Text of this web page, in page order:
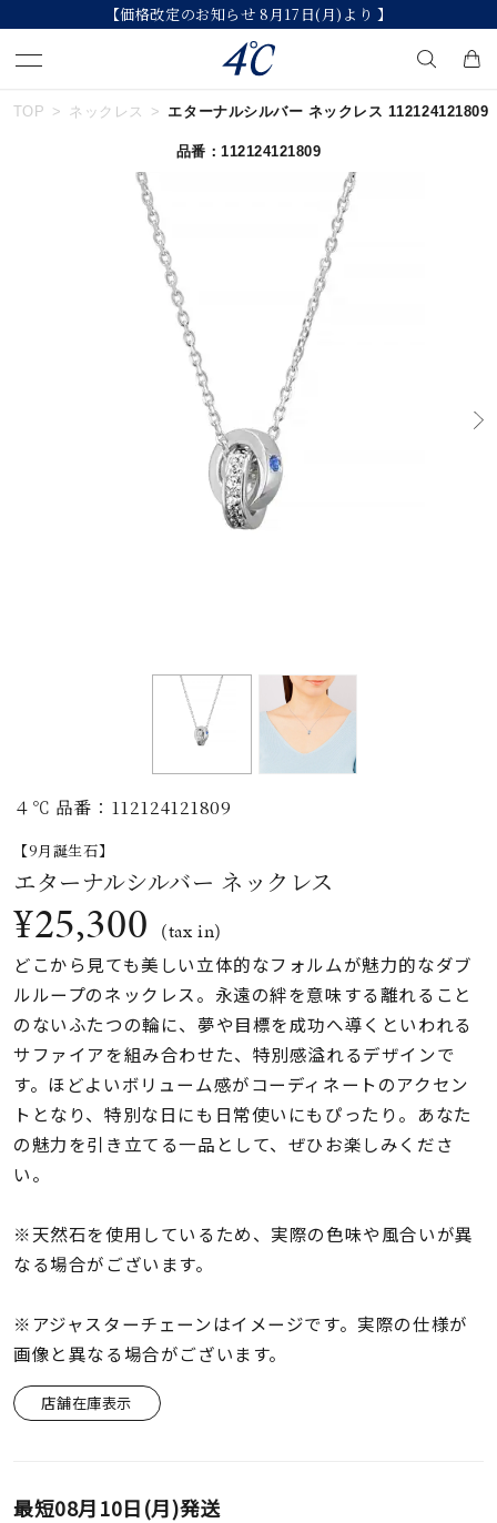
【価格改定のお知らせ 8月17日(月)より 】
キーワードで検索する
人気検索キーワード
#ペア #ダイヤモンド ネックレス
#くまのプーさん
ト
着用シーン
コレクション
レディース
リングサイズ
メンズ
価格 ¥0
TOP ネックレス エターナルシルバー ネックレス 112124121809
品番：112124121809
４℃ 品番：112124121809
【9月誕生石】
エターナルシルバー ネックレス
¥25,300 (tax in)
どこから見ても美しい立体的なフォルムが魅力的なダブ
ルループのネックレス。永遠の絆を意味する離れること
のないふたつの輪に、夢や目標を成功へ導くといわれる
サファイアを組み合わせた、特別感溢れるデザインで
す。ほどよいボリューム感がコーディネートのアクセン
トとなり、特別な日にも日常使いにもぴったり。あなた
の魅力を引き立てる一品として、ぜひお楽しみくださ
い。
※天然石を使用しているため、実際の色味や風合いが異
なる場合がございます。
※アジャスターチェーンはイメージです。実際の仕様が
画像と異なる場合がございます。
店舗在庫表示
最短08月10日(月)発送